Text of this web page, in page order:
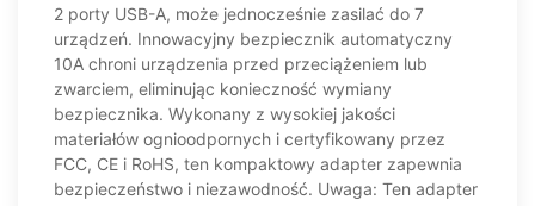
2 porty USB-A, może jednocześnie zasilać do 7
urządzeń. Innowacyjny bezpiecznik automatyczny
10A chroni urządzenia przed przeciążeniem lub
zwarciem, eliminując konieczność wymiany
bezpiecznika. Wykonany z wysokiej jakości
materiałów ognioodpornych i certyfikowany przez
FCC, CE i RoHS, ten kompaktowy adapter zapewnia
bezpieczeństwo i niezawodność. Uwaga: Ten adapter